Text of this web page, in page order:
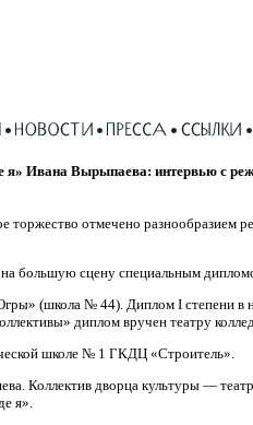
Вырыпаева: интервью с
торжество отмечено
большую сцену специальным
(школа № 44). Диплом I степени в
диплом вручен театру
школе № 1 ГКДЦ «Строитель».
Коллектив дворца культуры —
я».